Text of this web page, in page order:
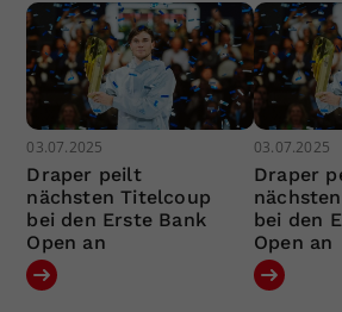
03.07.2025
Draper peilt
nächsten Titelcoup
bei den Erste Bank
Open an
03.07.2025
Draper
bei den
Open an